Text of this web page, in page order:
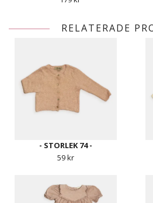
RELATERADE
- STORLEK 74 -
59 kr